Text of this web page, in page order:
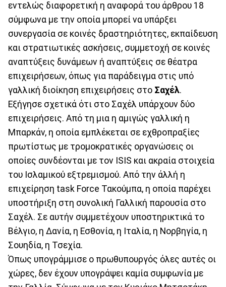
εντελώς διαφορετική η αναφορά του άρθρου 18
σύμφωνα με την οποία μπορεί να υπάρξει
συνεργασία σε κοινές δραστηριότητες, εκπαίδευση
και στρατιωτικές ασκήσεις, συμμετοχή σε κοινές
αναπτύξεις δυνάμεων ή αναπτύξεις σε θέατρα
επιχειρήσεων, όπως για παράδειγμα στις υπό
γαλλική διοίκηση επιχειρήσεις στο Σαχέλ.
Εξήγησε σχετικά ότι στο Σαχέλ υπάρχουν δύο
επιχειρήσεις. Από τη μια η αμιγώς γαλλική η
Μπαρκάν, η οποία εμπλέκεται σε εχθροπραξίες
πρωτίστως με τρομοκρατικές οργανώσεις οι
οποίες συνδέονται με τον ISIS και ακραία στοιχεία
του Ισλαμικού εξτρεμισμού. Από την άλλή η
επιχείρηση task Force Τακούμπα, η οποία παρέχει
υποστήριξη στη συνολική Γαλλική παρουσία στο
Σαχέλ. Σε αυτήν συμμετέχουν υποστηρικτικά το
Βέλγιο, η Δανία, η Εσθονία, η Ιταλία, η Νορβηγία, η
Σουηδία, η Τσεχία.
Όπως υπογράμμισε ο πρωθυπουργός όλες αυτές οι
χώρες, δεν έχουν υπογράψει καμία συμφωνία με